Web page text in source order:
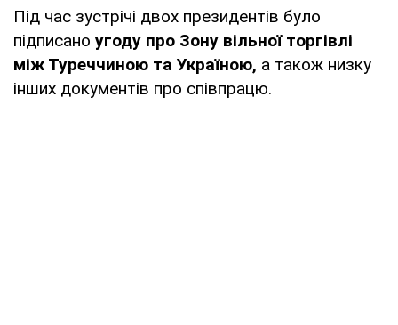
Під час зустрічі двох президентів було
підписано угоду про Зону вільної торгівлі
між Туреччиною та Україною, а також низку
інших документів про співпрацю.